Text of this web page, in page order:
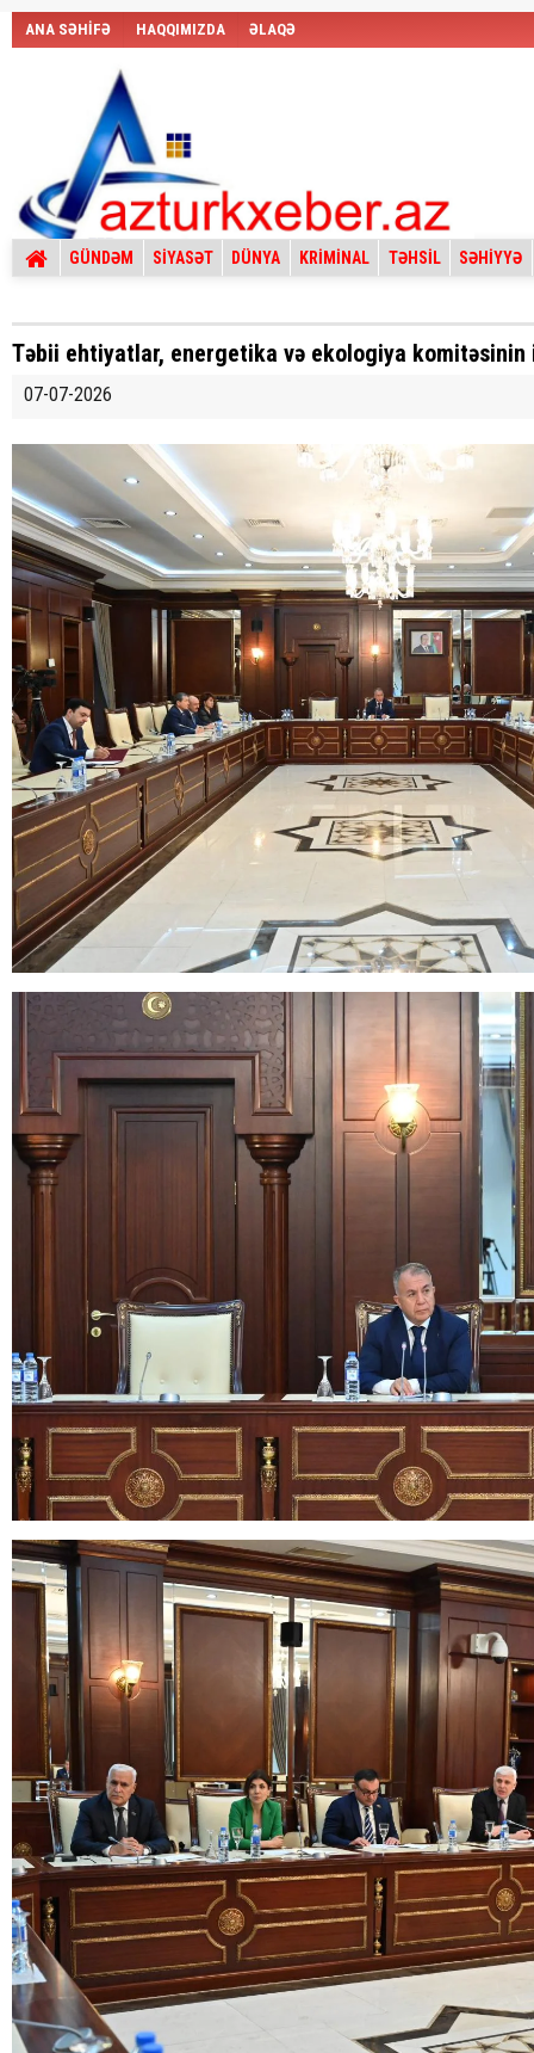
ANA SƏHİFƏ HAQQIMIZDA ƏLAQƏ
GÜNDƏM SİYASƏT DÜNYA KRİMİNAL TƏHSİL SƏHİYYƏ
Təbii ehtiyatlar, energetika və ekologiya komitəsinin
07-07-2026